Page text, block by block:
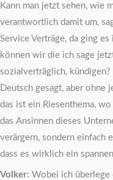
Kann man jetzt sehen, wie
verantwortlich damit um,
Service Verträge, da ging
können wir die ich sage
sozialverträglich,
Deutsch gesagt, aber ohne
das ist ein Riesenthema,
das Ansinnen dieses
verärgern, sondern einfach
dass es wirklich ein
Volker: Wobei ich überlege